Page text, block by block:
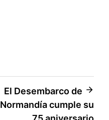
El Desembarco de
Normandía cumple su